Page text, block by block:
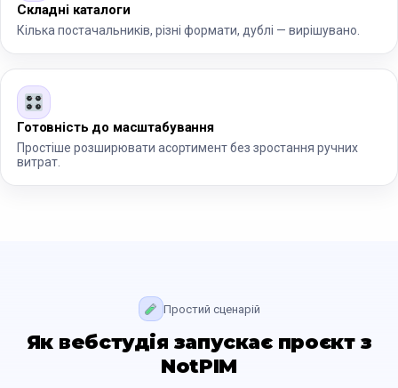
Складні каталоги
Кілька постачальників, різні формати, дублі — вирішувано.
Готовність до масштабування
Простіше розширювати асортимент без зростання ручних
витрат.
Простий сценарій
Як вебстудія запускає проєкт з
NotPIM